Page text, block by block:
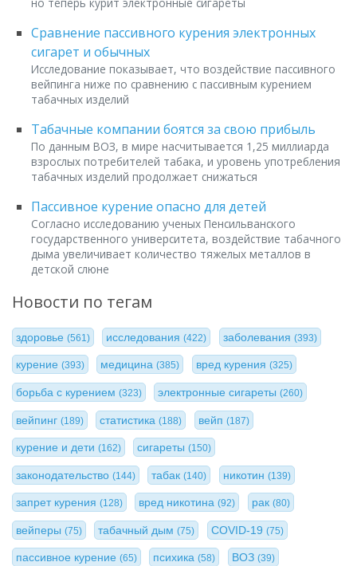
Сравнение пассивного курения электронных
сигарет и обычных
Исследование показывает, что воздействие пассивного
вейпинга ниже по сравнению с пассивным курением
табачных изделий
Табачные компании боятся за свою прибыль
По данным ВОЗ, в мире насчитывается 1,25 миллиарда
взрослых потребителей табака, и уровень употребления
табачных изделий продолжает снижаться
Пассивное курение опасно для детей
Согласно исследованию ученых Пенсильванского
государственного университета, воздействие табачного
дыма увеличивает количество тяжелых металлов в
детской слюне
Новости по тегам
здоровье (561) исследования(422) заболевания (393)
курение (393) медицина(385) вред курения (325)
борьба с курением (323) электронные сигареты(260)
вейпинг (189) статистика(188) вейп (187)
курение и дети (162) сигареты(150)
законодательство (144) табак(140) никотин (139)
запрет курения (128) вред никотина(92) рак (80)
вейперы (75) табачный дым(75) COVID-19 (75)
пассивное курение (65) психика(58) ВОЗ (39)